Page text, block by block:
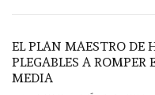
EL PLAN MAESTRO DE
PLEGABLES A ROMPER
MEDIA